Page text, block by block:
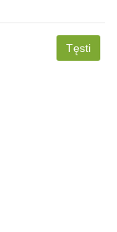
Tęsti